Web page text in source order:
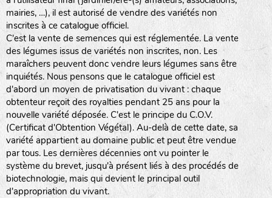
mairies, …), il est autorisé de vendre des variétés non
inscrites à ce catalogue officiel.
C'est la vente de semences qui est réglementée. La vente
des légumes issus de variétés non inscrites, non. Les
maraîchers peuvent donc vendre leurs légumes sans être
inquiétés. Nous pensons que le catalogue officiel est
d'abord un moyen de privatisation du vivant : chaque
obtenteur reçoit des royalties pendant 25 ans pour la
nouvelle variété déposée. C'est le principe du C.O.V.
(Certificat d'Obtention Végétal). Au-delà de cette date, sa
variété appartient au domaine public et peut être vendue
par tous. Les dernières décennies ont vu pointer le
système du brevet, jusqu'à présent liés à des procédés de
biotechnologie, mais qui devient le principal outil
d'appropriation du vivant.